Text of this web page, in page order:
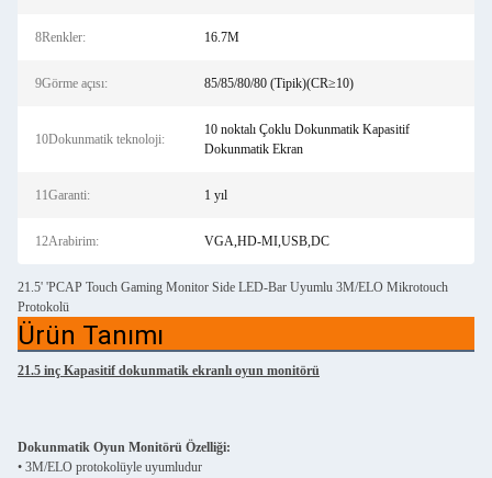
8Renkler: 16.7M
9Görme açısı: 85/85/80/80 (Tipik)(CR≥10)
10Dokunmatik teknoloji:
10 noktalı Çoklu Dokunmatik Kapasitif
Dokunmatik Ekran
11Garanti: 1 yıl
12Arabirim: VGA,HD-MI,USB,DC
21.5' 'PCAP Touch Gaming Monitor Side LED-Bar Uyumlu 3M/ELO Mikrotouch
Protokolü
Ürün Tanımı
21.5 inç Kapasitif dokunmatik ekranlı oyun monitörü
Dokunmatik Oyun Monitörü Özelliği:
• 3M/ELO protokolüyle uyumludur